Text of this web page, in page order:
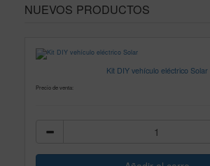
NUEVOS PRODUCTOS
Kit DIY vehículo eléctrico Solar
Precio de venta: